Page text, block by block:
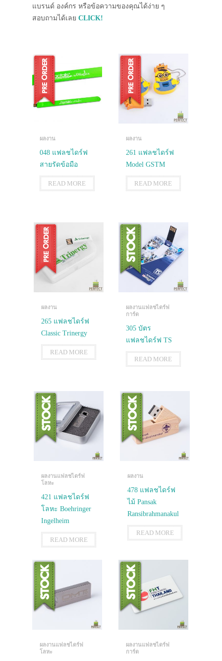
แบรนด์ องค์กร หรือข้อความของคุณได้ง่าย ๆ
สอบถามได้เลย CLICK!
ผลงาน
048 แฟลชไดร์ฟ
สายรัดข้อมือ
READ MORE
ผลงาน
261 แฟลชไดร์ฟ
Model GSTM
READ MORE
ผลงาน
265 แฟลชไดร์ฟ
Classic Trinergy
READ MORE
ผลงานแฟลชไดร์ฟ
การ์ด
305 บัตร
แฟลชไดร์ฟ TS
READ MORE
ผลงานแฟลชไดร์ฟ
โลหะ
421 แฟลชไดร์ฟ
โลหะ Boehringer
Ingelheim
READ MORE
ผลงาน
478 แฟลชไดร์ฟ
ไม้ Pansak
Ransibrahmanakul
READ MORE
ผลงานแฟลชไดร์ฟ
โลหะ
ผลงานแฟลชไดร์ฟ
การ์ด